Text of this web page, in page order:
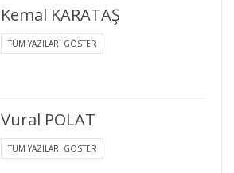
Kemal KARATAŞ
TÜM YAZILARI GÖSTER
Vural POLAT
TÜM YAZILARI GÖSTER